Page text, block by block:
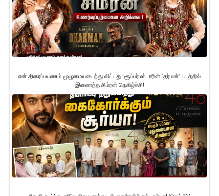
என் திரைப்பயணம் முழுமையடைந்து விட்டது! சூப்பர் ஸ்டாரின் ‘தர்மன்’ படத்தில்
இணைந்த சிம்ரன் நெகிழ்ச்சி!